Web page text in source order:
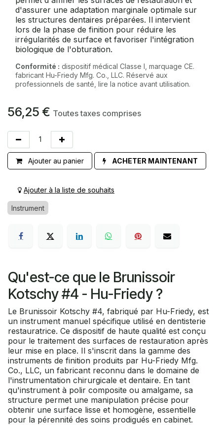
d'assurer une adaptation marginale optimale sur
les structures dentaires préparées. Il intervient
lors de la phase de finition pour réduire les
irrégularités de surface et favoriser l'intégration
biologique de l'obturation.
Conformité : dispositif médical Classe I, marquage CE.
fabricant Hu-Friedy Mfg. Co., LLC. Réservé aux
professionnels de santé, lire la notice avant utilisation.
56,25 € Toutes taxes comprises
Ajouter au panier ACHETER MAINTENANT
Ajouter à la liste de souhaits
Instrument
Qu'est-ce que le Brunissoir
Kotschy #4 - Hu-Friedy ?
Le Brunissoir Kotschy #4, fabriqué par Hu-Friedy, est
un instrument manuel spécifique utilisé en dentisterie
restauratrice. Ce dispositif de haute qualité est conçu
pour le traitement des surfaces de restauration après
leur mise en place. Il s'inscrit dans la gamme des
instruments de finition produits par Hu-Friedy Mfg.
Co., LLC, un fabricant reconnu dans le domaine de
l'instrumentation chirurgicale et dentaire. En tant
qu'instrument à polir composite ou amalgame, sa
structure permet une manipulation précise pour
obtenir une surface lisse et homogène, essentielle
pour la pérennité des soins prodigués en cabinet.